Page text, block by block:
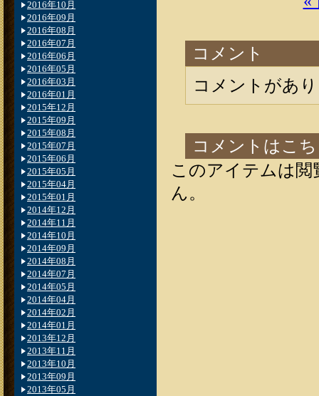
コメント
コメントがあ
コメントはこ
このアイテムは
ん。
2016年10月
2016年09月
2016年08月
2016年07月
2016年06月
2016年05月
2016年03月
2016年01月
2015年12月
2015年09月
2015年08月
2015年07月
2015年06月
2015年05月
2015年04月
2015年01月
2014年12月
2014年11月
2014年10月
2014年09月
2014年08月
2014年07月
2014年05月
2014年04月
2014年02月
2014年01月
2013年12月
2013年11月
2013年10月
2013年09月
2013年05月